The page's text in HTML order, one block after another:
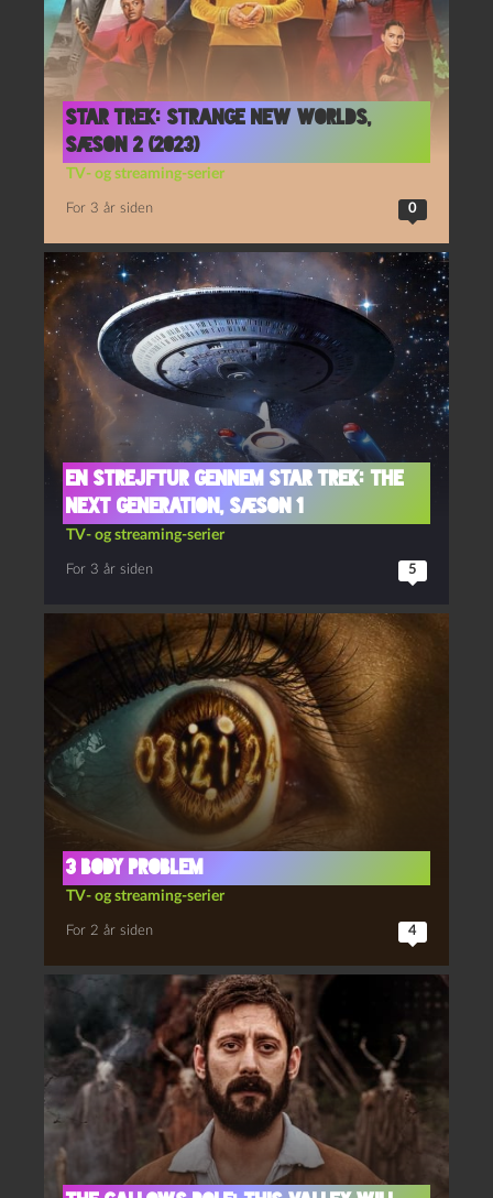
Star Trek: Strange new worlds,
sæson 2 (2023)
TV- og streaming-serier
For 3 år siden 0
En strejftur gennem Star Trek: The
next generation, sæson 1
TV- og streaming-serier
For 3 år siden 5
3 Body Problem
TV- og streaming-serier
For 2 år siden 4